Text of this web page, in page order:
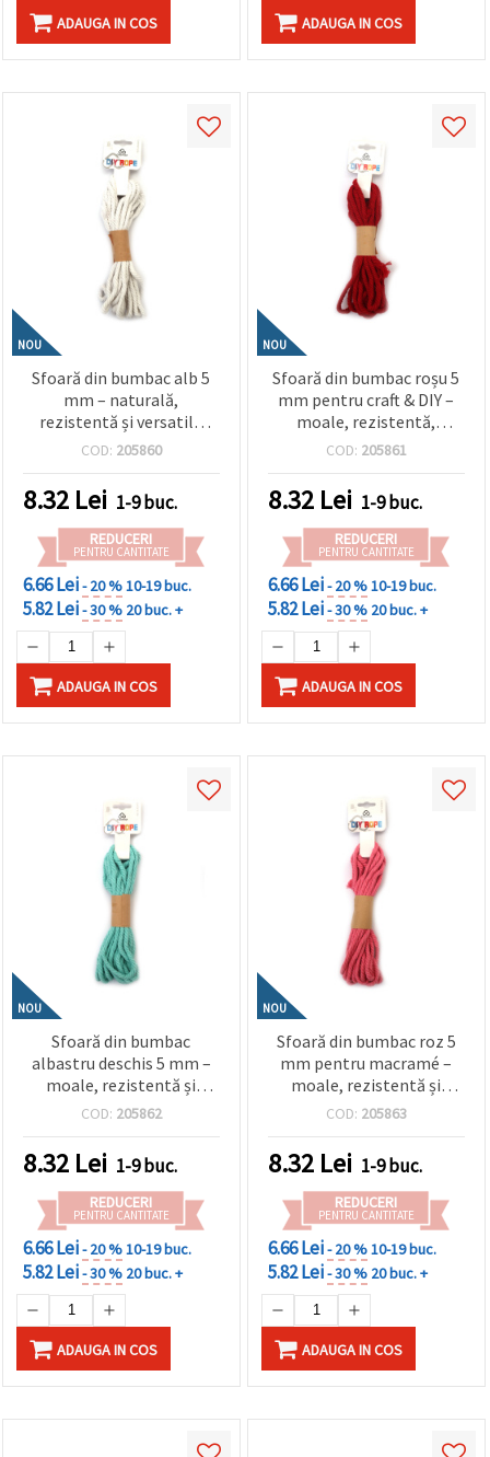
ADAUGA IN COS ADAUGA IN COS
NOU
Sfoară din bumbac alb 5
mm – naturală,
rezistentă și versatilă
pentru craft, handmade și
COD: 205860
8.32 Lei 1-9 buc.
REDUCERI
PENTRU CANTITATE
6.66 Lei- 20 %10-19 buc.
5.82 Lei- 30 % 20 buc. +
ADAUGA IN COS
NOU
Sfoară din bumbac roșu 5
mm pentru craft & DIY –
moale, rezistentă,
decorativă, rolă ~5 m
COD: 205861
8.32 Lei 1-9 buc.
REDUCERI
PENTRU CANTITATE
6.66 Lei- 20 %10-19 buc.
5.82 Lei- 30 % 20 buc. +
ADAUGA IN COS
NOU
Sfoară din bumbac
albastru deschis 5 mm –
moale, rezistentă și
decorativă pentru hobby
COD: 205862
8.32 Lei 1-9 buc.
REDUCERI
PENTRU CANTITATE
6.66 Lei- 20 %10-19 buc.
5.82 Lei- 30 % 20 buc. +
ADAUGA IN COS
NOU
Sfoară din bumbac roz 5
mm pentru macramé –
moale, rezistentă și
decorativă, rolă ~5 m
COD: 205863
8.32 Lei 1-9 buc.
REDUCERI
PENTRU CANTITATE
6.66 Lei- 20 %10-19 buc.
5.82 Lei- 30 % 20 buc. +
ADAUGA IN COS